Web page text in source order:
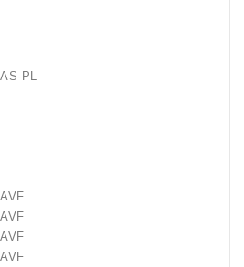
AS-PL
AVF
AVF
AVF
AVF